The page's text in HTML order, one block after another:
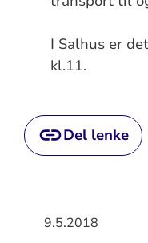
I Salhus er
kl.11.
Del lenke
9.5.2018